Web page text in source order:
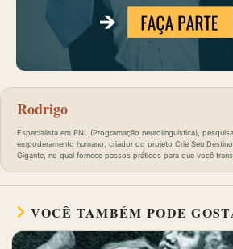
Rodrigo
Especialista em PNL (Programação neurolinguística),
empoderamento humano, criador do projeto Crie Seu
Gigante, no qual fornece passos práticos para que você
VOCÊ TAMBÉM PODE